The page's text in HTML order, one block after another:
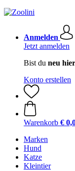
Anmelden
Jetzt anmelden
Bist du neu
Konto erstellen
Warenkorb €
Marken
Hund
Katze
Kleintier